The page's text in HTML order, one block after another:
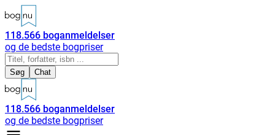
118.566 boganmeldelser
og de bedste bogpriser
Søg Chat
118.566 boganmeldelser
og de bedste bogpriser